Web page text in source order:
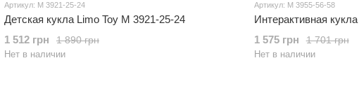
Артикул: M 3921-25-24
Детская кукла Limo Toy M 3921-25-24
1 890 грн
1 512 грн
Нет в наличии
Артикул: M 3955-56-58
Интерактивная
1 701 грн
1 575 грн
Нет в наличии